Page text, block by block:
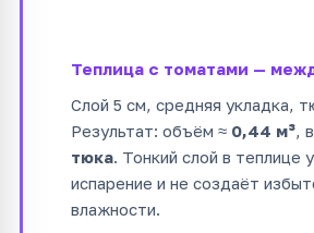
Теплица с томатами —
Слой 5 см, средняя укладка,
Результат: объём ≈ 0,44 м³,
тюка. Тонкий слой в теплице
испарение и не создаёт
влажности.